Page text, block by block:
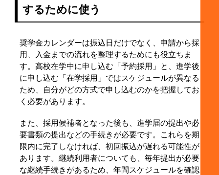
するために使う
奨学金カレンダーは振込日だけでなく、申請から採
用、入金までの流れを整理するためにも役立ちま
す。高校在学中に申し込む「予約採用」と、進学後
に申し込む「在学採用」ではスケジュールが異なる
ため、自分がどの方式で申し込むのかを把握してお
く必要があります。
また、採用候補者となった後も、進学届の提出や必
要書類の提出などの手続きが必要です。これらを期
限内に完了しなければ、初回振込が遅れる可能性が
あります。継続利用者についても、毎年提出が必要
な継続手続きがあるため、年間スケジュールを確認